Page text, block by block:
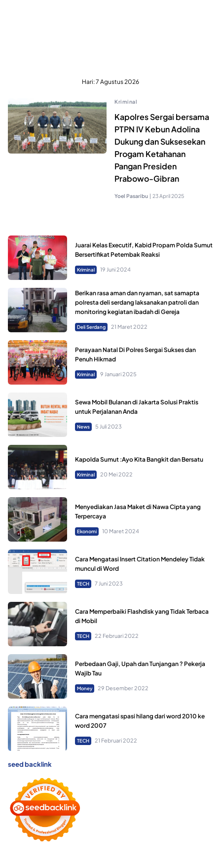
Hari:7 Agustus 2026
Kriminal
Kapolres Sergai bersama
PTPN IV Kebun Adolina
Dukung dan Suksesekan
Progam Ketahanan
Pangan Presiden
Prabowo-Gibran
Yoel Pasaribu | 23 April 2025
Juarai Kelas Executif, Kabid Propam Polda Sumut
Bersertifikat Petembak Reaksi
Kriminal 19 Juni 2024
Berikan rasa aman dan nyaman, sat samapta
polresta deli serdang laksanakan patroli dan
monitoring kegiatan ibadah di Gereja
Deli Serdang 21 Maret 2022
Perayaan Natal Di Polres Sergai Sukses dan
Penuh Hikmad
Kriminal 9 Januari 2025
Sewa Mobil Bulanan di Jakarta Solusi Praktis
untuk Perjalanan Anda
News 5 Juli 2023
Kapolda Sumut :Ayo Kita Bangkit dan Bersatu
Kriminal 20 Mei 2022
Menyediakan Jasa Maket di Nawa Cipta yang
Terpercaya
Ekonomi 10 Maret 2024
Cara Mengatasi Insert Citation Mendeley Tidak
muncul di Word
TECH 7 Juni 2023
Cara Memperbaiki Flashdisk yang Tidak Terbaca
di Mobil
TECH 22 Februari 2022
Perbedaan Gaji, Upah dan Tunjangan ? Pekerja
Wajib Tau
Money 29 Desember 2022
Cara mengatasi spasi hilang dari word 2010 ke
word 2007
TECH 21 Februari 2022
seed backlink